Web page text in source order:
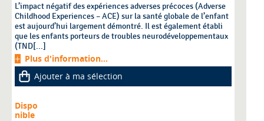
L’impact négatif des expériences adverses précoces (Adverse
Childhood Experiences – ACE) sur la santé globale de l’enfant
est aujourd’hui largement démontré. Il est également établi
que les enfants porteurs de troubles neurodéveloppementaux
(TND[...]
Plus d'information...
Ajouter à ma sélection
Dispo
nible